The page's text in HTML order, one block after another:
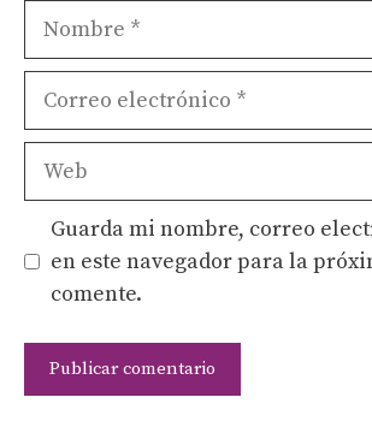
Nombre
Correo
Web
Guarda mi nombre, correo
en este navegador para la
comente.